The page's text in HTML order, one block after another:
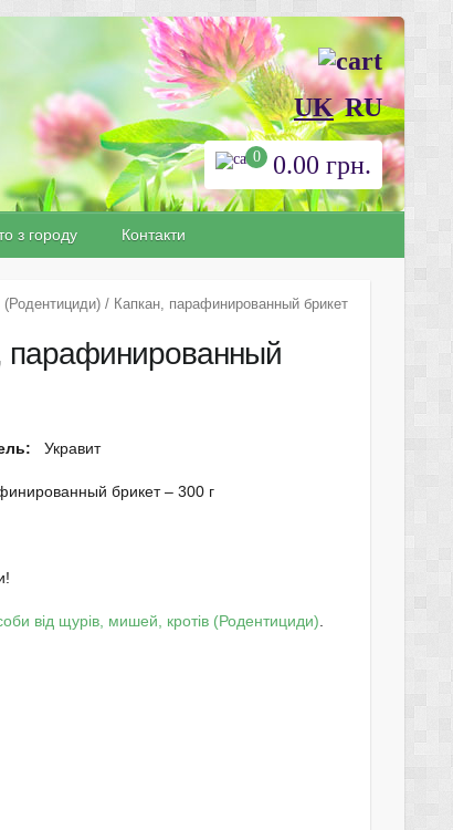
UK RU
0 0.00 грн.
з городу Контакти
(Родентициди)/ Капкан, парафинированный брикет
парафинированный
Укравит
брикет – 300 г
від щурів, мишей, кротів (Родентициди)